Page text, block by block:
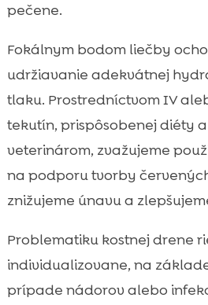
pečene.
Fokálnym bodom liečby
udržiavanie adekvátnej
tlaku. Prostredníctvom IV
tekutín, prispôsobenej diéty
veterinárom, zvažujeme
na podporu tvorby
znižujeme únavu a
Problematiku kostnej drene
individualizovane, na
prípade nádorov alebo